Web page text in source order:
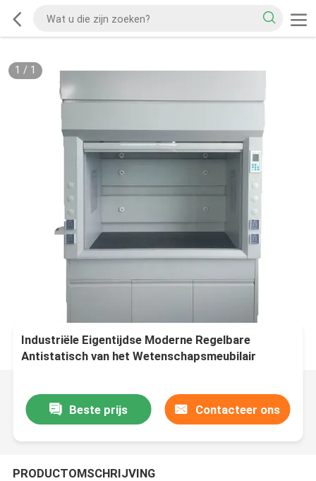
1 / 1
Industriële Eigentijdse Moderne Regelbare
Antistatisch van het Wetenschapsmeubilair
Beste prijs Contacteer ons
PRODUCTOMSCHRIJVING